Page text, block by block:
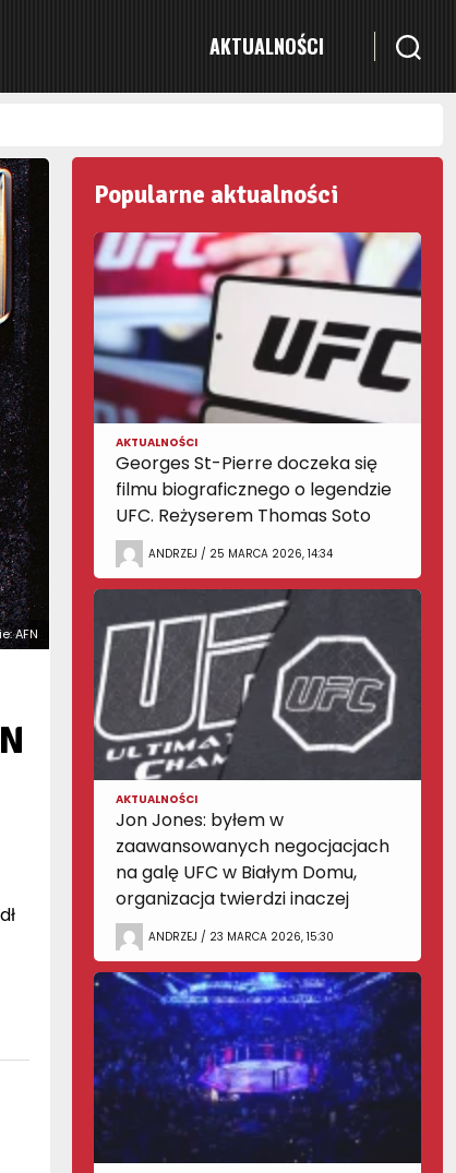
AKTUALNOŚCI
AFN
Popularne aktualności
AKTUALNOŚCI
Georges St-Pierre doczeka się
filmu biograficznego o legendzie
UFC. Reżyserem Thomas Soto
ANDRZEJ / 25 MARCA 2026, 14:34
AKTUALNOŚCI
Jon Jones: byłem w
zaawansowanych negocjacjach
na galę UFC w Białym Domu,
organizacja twierdzi inaczej
ANDRZEJ / 23 MARCA 2026, 15:30